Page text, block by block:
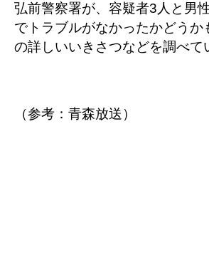
弘前警察署が、容疑者3人と男
でトラブルがなかったかどうか
の詳しいいきさつなどを調べて
（参考：青森放送）